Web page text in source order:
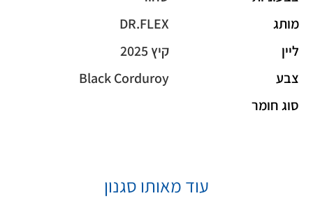
מותג
DR.FLEX
ליין
קיץ 2025
צבע
Black Corduroy
סוג חומר
עוד מאותו סגנון